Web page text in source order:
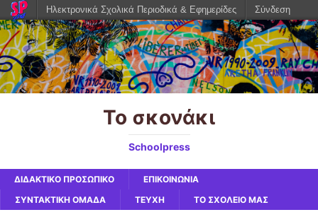
Το σκονάκι
Schoolpress
ΔΙΔΑΚΤΙΚΟ ΠΡΟΣΩΠΙΚΟ
ΕΠΙΚΟΙΝΩΝΙΑ
ΣΥΝΤΑΚΤΙΚΗ ΟΜΑΔΑ
ΤΕΥΧΗ ΤΟ ΣΧΟΛΕΙΟ ΜΑΣ
Ηλεκτρονικά Σχολικά Περιοδικά & Εφημερίδες Σύνδεση